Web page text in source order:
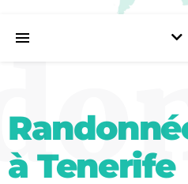
à Tenerife